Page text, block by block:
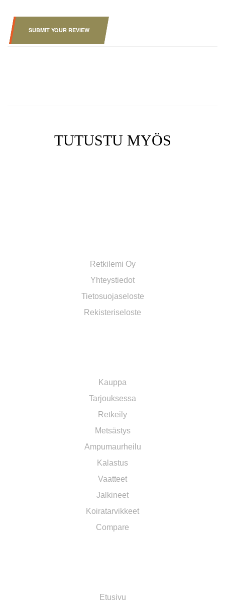
SUBMIT YOUR REVIEW
TUTUSTU MYÖS
Retkilemi Oy
Yhteystiedot
Tietosuojaseloste
Rekisteriseloste
Kauppa
Tarjouksessa
Retkeily
Metsästys
Ampumaurheilu
Kalastus
Vaatteet
Jalkineet
Koiratarvikkeet
Compare
Etusivu